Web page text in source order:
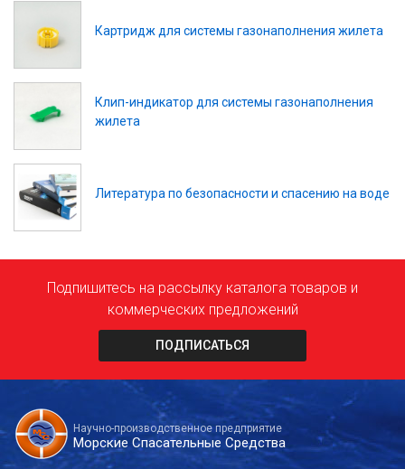
Картридж для системы газонаполнения жилета
Клип-индикатор для системы газонаполнения
жилета
Литература по безопасности и спасению на воде
Подпишитесь на рассылку каталога товаров и
коммерческих предложений
ПОДПИСАТЬСЯ
Научно-производственное предприятие
Морские Спасательные Средства